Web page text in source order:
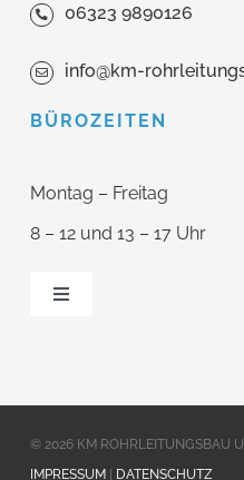
06323 9890126
info@km-
BÜROZEITEN
Montag – Freitag
8 – 12 und 13 – 17 Uhr
Toggle
© 2026 KM ROHRLEITUNGSBAU
IMPRESSUM| DATENSCHUTZ